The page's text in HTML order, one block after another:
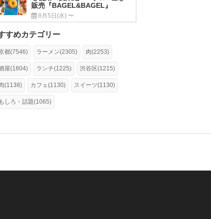
販売『BAGEL&BAGEL』
8月5日(水) 〜
すめカテゴリー
都(7546) ラーメン(2305) 肉(2253)
屋(1804) ランチ(1225) 渋谷区(1215)
(1138) カフェ(1130) スイーツ(1130)
しろ・話題(1065)